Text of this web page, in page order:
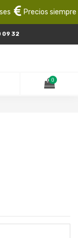
Precios siempre
09 32
0